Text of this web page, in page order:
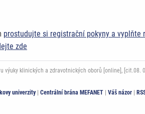
prostudujte si registrační pokyny a vyplňte
zde
výuky klinických a zdravotnických oborů [online],
univerzity| Centrální brána MEFANET | Váš názor |